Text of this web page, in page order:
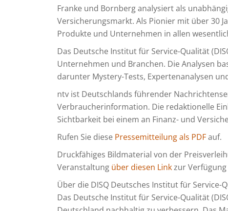
Franke und Bornberg analysiert als
Versicherungsmarkt. Als Pionier mit über 30
Produkte und Unternehmen in allen
Das Deutsche Institut für Service-Qualität
Unternehmen und Branchen. Die Analysen
darunter Mystery-Tests, Expertenanalysen
ntv ist Deutschlands führender
Verbraucherinformation. Die redaktionelle
Sichtbarkeit bei einem an Finanz- und
Rufen Sie diese Pressemitteilung als PDFauf.
Druckfähiges Bildmaterial von der
Veranstaltung über diesen Linkzur
Über die DISQ Deutsches Institut für Service-
Das Deutsche Institut für Service-Qualität